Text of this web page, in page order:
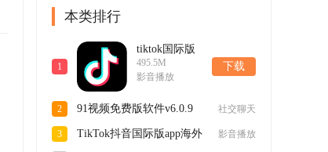
本类排行
1
tiktok国际版
短视频最新版
app41.1.1安卓
495.5M
影音播放
下载
2
91视频免费版软件v6.0.9
社交聊天
3
TikTok抖音国际版app海外
影音播放